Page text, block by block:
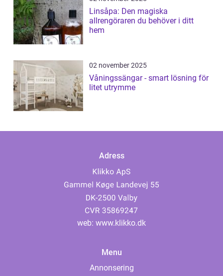
Linsåpa: Den magiska
allrengöraren du behöver i ditt
hem
02 november 2025
Våningssängar - smart lösning för
litet utrymme
Adress
web: www.klikko.dk
Menu
Annonsering